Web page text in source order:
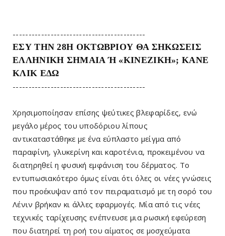
------------------------------------------
ΕΣΥ ΤΗΝ 28Η ΟΚΤΩΒΡΙΟΥ ΘΑ ΣΗΚΩΣΕΙΣ
ΕΛΛΗΝΙΚΗ ΣΗΜΑΙΑ Ή «ΚΙΝΕΖΙΚΗ»; ΚΑΝΕ
ΚΛΙΚ ΕΔΩ
------------------------------------------
Χρησιμοποίησαν επίσης ψεύτικες βλεφαρίδες, ενώ
μεγάλο μέρος του υποδόριου λίπους
αντικαταστάθηκε με ένα εύπλαστο μείγμα από
παραφίνη, γλυκερίνη και καροτένια, προκειμένου να
διατηρηθεί η φυσική εμφάνιση του δέρματος. Το
εντυπωσιακότερο όμως είναι ότι όλες οι νέες γνώσεις
που προέκυψαν από τον πειραματισμό με τη σορό του
Λένιν βρήκαν κι άλλες εφαρμογές. Μία από τις νέες
τεχνικές ταρίχευσης ενέπνευσε μια ρωσική εφεύρεση
που διατηρεί τη ροή του αίματος σε μοσχεύματα